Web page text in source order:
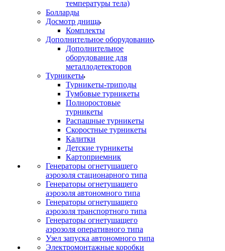
температуры тела)
Болларды
Досмотр днища
Комплекты
Дополнительное оборудование
Дополнительное
оборудование для
металлодетекторов
Турникеты
Турникеты-триподы
Тумбовые турникеты
Полноростовые
турникеты
Распашные турникеты
Скоростные турникеты
Калитки
Детские турникеты
Картоприемник
Генераторы огнетушащего
аэрозоля стационарного типа
Генераторы огнетушащего
аэрозоля автономного типа
Генераторы огнетушащего
аэрозоля транспортного типа
Генераторы огнетушащего
аэрозоля оперативного типа
Узел запуска автономного типа
Электромонтажные коробки